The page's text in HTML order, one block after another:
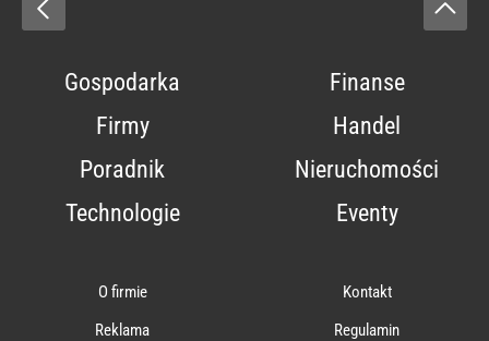
Gospodarka
Finanse
Firmy
Handel
Poradnik
Nieruchomości
Technologie
Eventy
O firmie
Kontakt
Reklama
Regulamin